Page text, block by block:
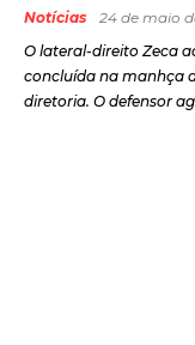
Notícias
24 de maio
O lateral-direito Zeca
concluída na manhça
diretoria. O defensor